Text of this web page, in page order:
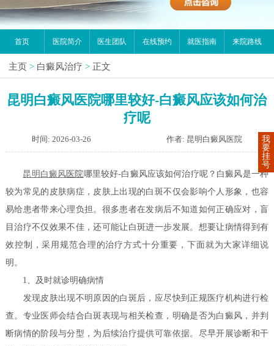
首页 医院简介 医生团队 在线预约 就医指南 来院路线
主页 > 白癜风治疗 > 正文
昆明白癜风医院哪里较好-白癜风应该如何治
疗呢
时间: 2026-03-26 作者: 昆明白癜风医院
昆明 白癜风 医院哪里较好-白癜风应该如何治疗呢？白癜风是一种
较为常见的皮肤病症，皮肤上出现的白斑不仅会影响个人形象，也容
易给患者带来心理负担。很多患者在发病后不知道如何正确应对，盲
目治疗不仅效果不佳，还可能让白斑进一步发展。想要让病情得到有
效控制，采用规范合理的治疗方式十分重要，下面就为大家详细说
明。
1、及时就诊明确病情
发现皮肤出现不明原因的白斑后，应尽快到正规医疗机构进行检
查。专业医师会结合白斑表现与相关检查，明确是否为白癜风，并判
断病情的阶段与分型，为后续治疗提供可靠依据。尽早开展诊断和干
我
要
挂
号